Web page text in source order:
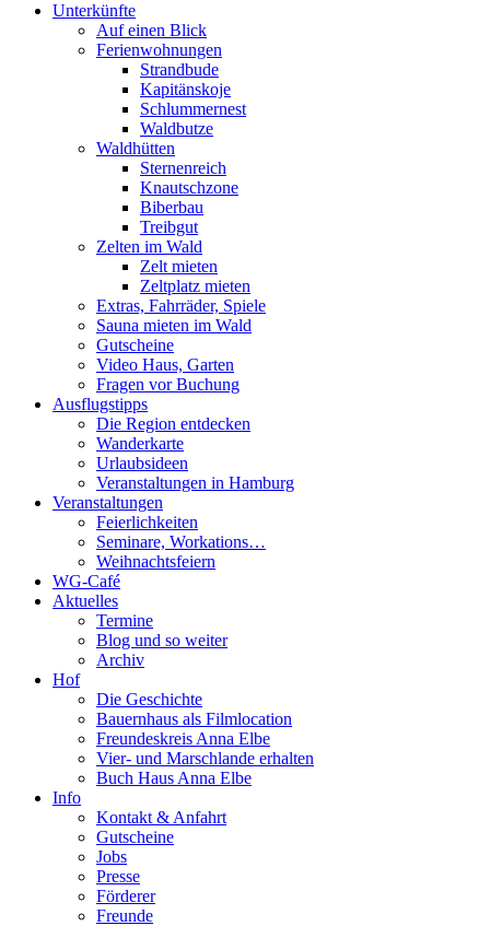
Unterkünfte
Auf einen Blick
Ferienwohnungen
Strandbude
Kapitänskoje
Schlummernest
Waldbutze
Waldhütten
Sternenreich
Knautschzone
Biberbau
Treibgut
Zelten im Wald
Zelt mieten
Zeltplatz mieten
Extras, Fahrräder, Spiele
Sauna mieten im Wald
Gutscheine
Video Haus, Garten
Fragen vor Buchung
Ausflugstipps
Die Region entdecken
Wanderkarte
Urlaubsideen
Veranstaltungen in Hamburg
Veranstaltungen
Feierlichkeiten
Seminare, Workations…
Weihnachtsfeiern
WG-Café
Aktuelles
Termine
Blog und so weiter
Archiv
Hof
Die Geschichte
Bauernhaus als Filmlocation
Freundeskreis Anna Elbe
Vier- und Marschlande erhalten
Buch Haus Anna Elbe
Info
Kontakt & Anfahrt
Gutscheine
Jobs
Presse
Förderer
Freunde